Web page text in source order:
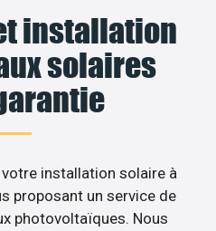
installation
solaires
installation solaire à
proposant un service de
photovoltaïques. Nous